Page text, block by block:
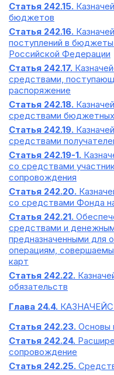
Статья 242.15.
бюджетов
Статья 242.16.
поступлений в
Российской Федерации
Статья 242.17.
средствами,
распоряжение
Статья 242.18.
средствами
Статья 242.19.
средствами
Статья 242.19-1.
со средствами
сопровождения
Статья 242.20.
со средствами Фонда
Статья 242.21.
средствами и
предназначенными для
операциям,
карт
Статья 242.22.
обязательств
Глава 24.4.
Статья 242.23. Основы
Статья 242.24.
сопровождение
Статья 242.25.